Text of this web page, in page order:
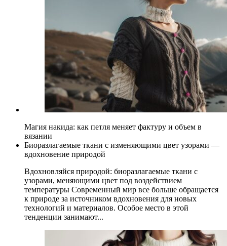
Магия накида: как петля меняет фактуру и объем в
вязании
Биоразлагаемые ткани с изменяющими цвет узорами —
вдохновение природой
Вдохновляйся природой: биоразлагаемые ткани с
узорами, меняющими цвет под воздействием
температуры Современный мир все больше обращается
к природе за источником вдохновения для новых
технологий и материалов. Особое место в этой
тенденции занимают...